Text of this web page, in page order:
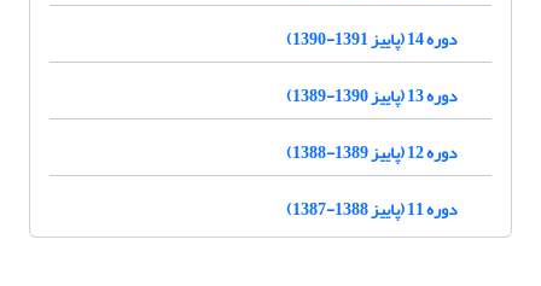
دوره 14 (پاییز 1391-1390)
دوره 13 (پاییز 1390-1389)
دوره 12 (پاییز 1389-1388)
دوره 11 (پاییز 1388-1387)